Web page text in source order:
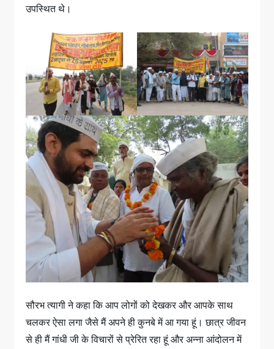
उपस्थित थे।
सौरभ त्यागी ने कहा कि आप लोगों को देखकर और आपके साथ
चलकर ऐसा लगा जैसे मैं अपने ही कुनबे में आ गया हूं। छात्र जीवन
से ही मैं गांधी जी के विचारों से प्रेरित रहा हूं और अन्ना आंदोलन में